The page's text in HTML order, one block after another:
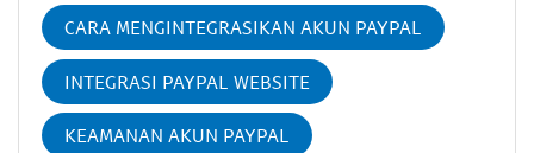
CARA MENGINTEGRASIKAN AKUN PAYPAL
INTEGRASI PAYPAL WEBSITE
KEAMANAN AKUN PAYPAL